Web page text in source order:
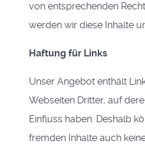
von entsprechenden
werden wir diese Inhalte
Haftung für Links
Unser Angebot enthält
Webseiten Dritter, auf
Einfluss haben. Deshalb
fremden Inhalte auch